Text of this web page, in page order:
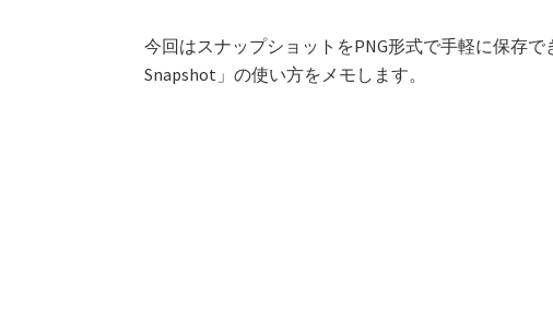
今回はスナップショットをPNG形式で手軽に保存
Snapshot」の使い方をメモします。